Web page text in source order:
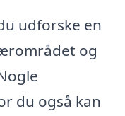
udforske en
og
du også kan